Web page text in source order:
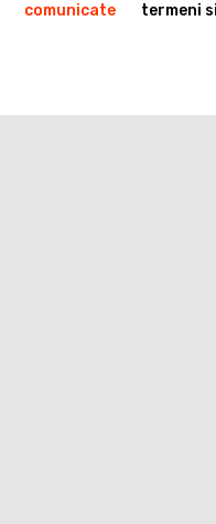
comunicate termeni